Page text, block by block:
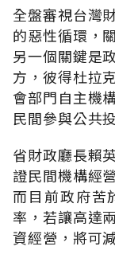
全盤審視台灣
的惡性循環，
另一個關鍵是
方，彼得杜拉
會部門自主機
民間參與公共
省財政廳長賴
證民間機構經
而目前政府苦
率，若讓高達
資經營，將可